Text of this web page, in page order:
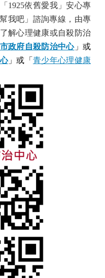
1925依舊愛我」安心專
幫我吧」諮詢專線，由專
解心理健康或自殺防治
政府自殺防治中心」或
」或「 青少年心理健康